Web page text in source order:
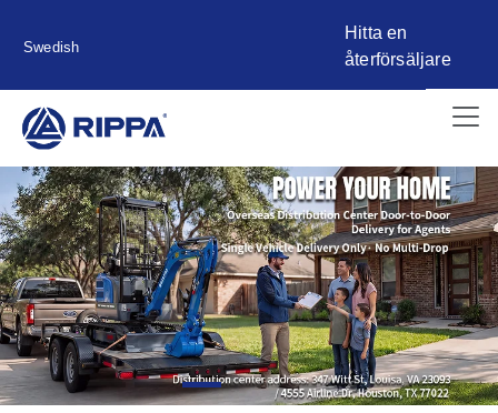
Swedish
Hitta en
återförsäljare